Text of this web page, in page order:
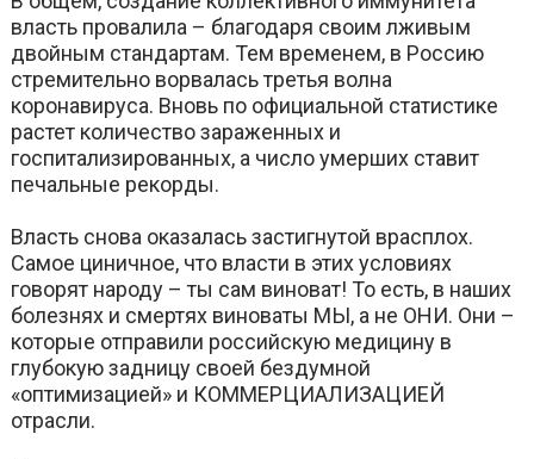
власть провалила – благодаря своим лживым
двойным стандартам. Тем временем, в Россию
стремительно ворвалась третья волна
коронавируса. Вновь по официальной статистике
растет количество зараженных и
госпитализированных, а число умерших ставит
печальные рекорды.
Власть снова оказалась застигнутой врасплох.
Самое циничное, что власти в этих условиях
говорят народу – ты сам виноват! То есть, в наших
болезнях и смертях виноваты МЫ, а не ОНИ. Они –
которые отправили российскую медицину в
глубокую задницу своей бездумной
«оптимизацией» и КОММЕРЦИАЛИЗАЦИЕЙ
отрасли.